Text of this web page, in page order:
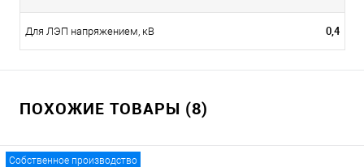
Для ЛЭП напряжением, кВ 0,4
ПОХОЖИЕ ТОВАРЫ (8)
Собственное производство